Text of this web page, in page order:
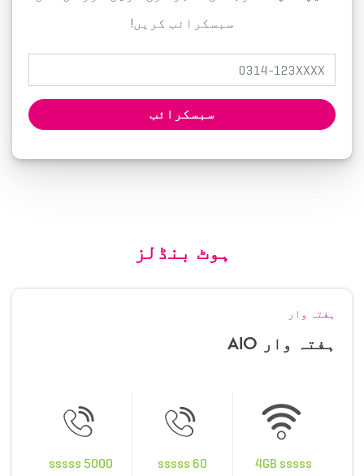
سبسکرائب کریں!
سبسکرائب
ہوٹ بنڈلز
ہفتہ وار
ہفتہ وار AIO
4GB sssss
60 sssss
5000 sssss